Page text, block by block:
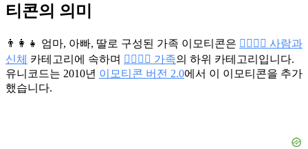
티콘의 의미
👨‍👩‍👧 엄마, 아빠, 딸로 구성된 가족 이모티콘은 👩‍❤️‍💋‍👨 사람과
신체 카테고리에 속하며 👩‍❤️‍💋‍👨 가족의 하위 카테고리입니다.
유니코드는 2010년 이모티콘 버전 2.0에서 이 이모티콘을 추가
했습니다.